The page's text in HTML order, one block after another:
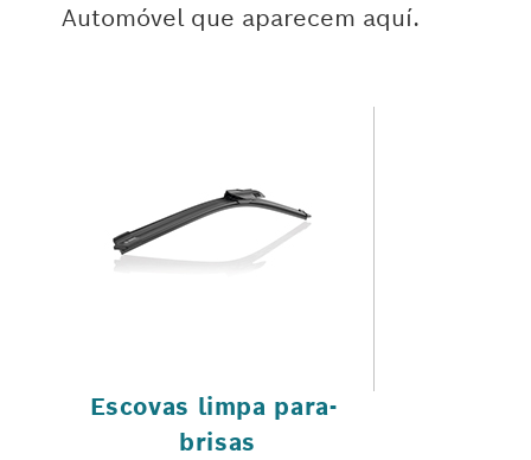
Automóvel que aparecem aquí.
Escovas limpa para-
brisas